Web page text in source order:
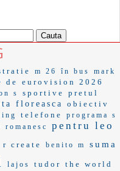
m 26 în bus
mark
de
eurovision 2026
s sportive
pretul
floreasca
obiectiv
telefone
programa s
pentru leo
r create benito m
suma
lajos tudor the world